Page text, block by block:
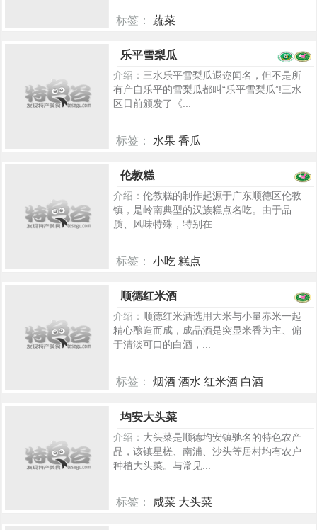
标签： 蔬菜
乐平雪梨瓜
介绍： 三水乐平雪梨瓜遐迩闻名，但不是所
有产自乐平的雪梨瓜都叫“乐平雪梨瓜”!三水
区日前颁发了《...
标签： 水果 香瓜
伦教糕
介绍： 伦教糕的制作起源于广东顺德区伦教
镇，是岭南典型的汉族糕点名吃。由于品
质、风味特殊，特别在...
标签： 小吃 糕点
顺德红米酒
介绍： 顺德红米酒选用大米与小量赤米一起
精心酿造而成，成品酒是突显米香为主、偏
于清淡可口的白酒，...
标签： 烟酒 酒水 红米酒 白酒
均安大头菜
介绍： 大头菜是顺德均安镇驰名的特色农产
品，该镇星槎、南浦、沙头等居村均有农户
种植大头菜。与常见...
标签： 咸菜 大头菜